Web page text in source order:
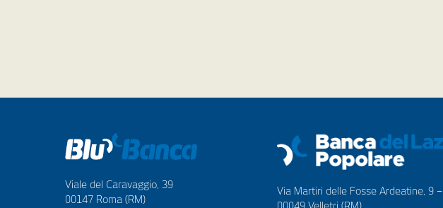
Viale del Caravaggio, 39
00147 Roma (RM)
Via Martiri delle Fosse Ardeatine, 9 –